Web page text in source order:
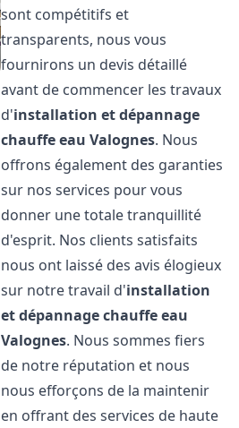
sont compétitifs et
transparents, nous vous
fournirons un devis détaillé
avant de commencer les travaux
d'installation et dépannage
chauffe eau Valognes. Nous
offrons également des garanties
sur nos services pour vous
donner une totale tranquillité
d'esprit. Nos clients satisfaits
nous ont laissé des avis élogieux
sur notre travail d'installation
et dépannage chauffe eau
Valognes. Nous sommes fiers
de notre réputation et nous
nous efforçons de la maintenir
en offrant des services de haute